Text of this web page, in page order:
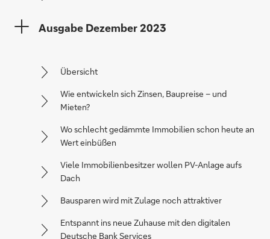
Ausgabe Dezember 2023
Übersicht
Wie entwickeln sich Zinsen, Baupreise – und
Mieten?
Wo schlecht gedämmte Immobilien schon heute an
Wert einbüßen
Viele Immobilienbesitzer wollen PV-Anlage aufs
Dach
Bausparen wird mit Zulage noch attraktiver
Entspannt ins neue Zuhause mit den digitalen
Deutsche Bank Services